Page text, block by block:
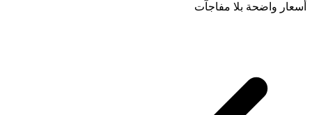
أسعار واضحة بلا مفاجآت